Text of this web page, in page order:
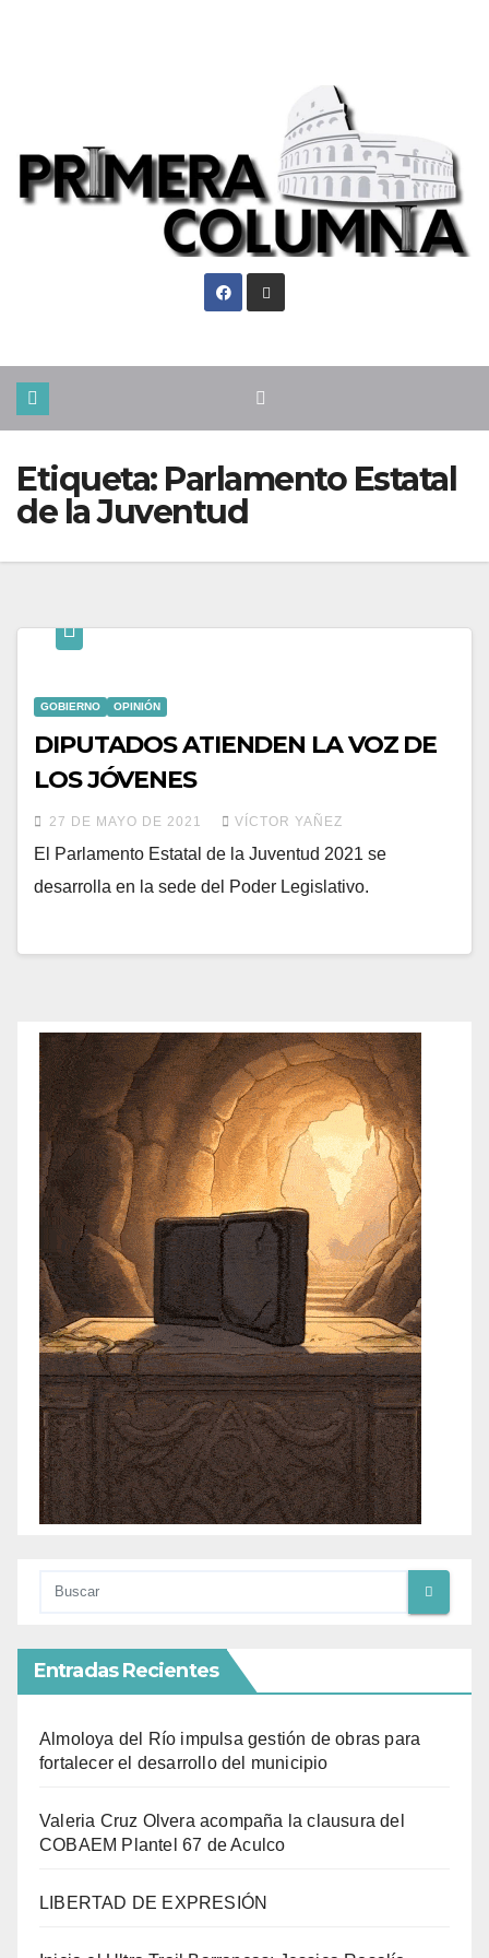
Etiqueta: Parlamento Estatal
de la Juventud
GOBIERNO OPINIÓN
DIPUTADOS ATIENDEN LA VOZ DE
LOS JÓVENES
27 DE MAYO DE 2021 VÍCTOR YAÑEZ
El Parlamento Estatal de la Juventud 2021 se
desarrolla en la sede del Poder Legislativo.
Entradas Recientes
Almoloya del Río impulsa gestión de obras para
fortalecer el desarrollo del municipio
Valeria Cruz Olvera acompaña la clausura del
COBAEM Plantel 67 de Aculco
LIBERTAD DE EXPRESIÓN